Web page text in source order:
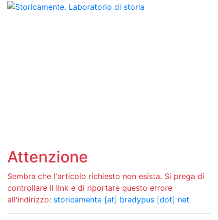
Attenzione
Sembra che l'articolo richiesto non esista. Si prega di
controllare il link e di riportare questo errore
all'indirizzo: storicamente [at] bradypus [dot] net